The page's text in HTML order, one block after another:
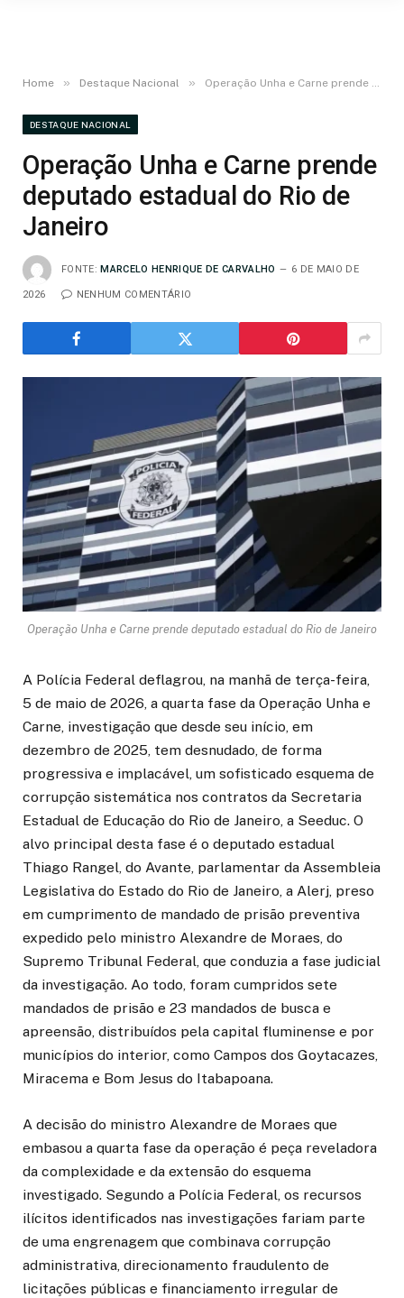
Home » Destaque Nacional » Operação Unha e Carne prende deputado estadual do Rio de Janeiro
DESTAQUE NACIONAL
Operação Unha e Carne prende
deputado estadual do Rio de
Janeiro
FONTE: MARCELO HENRIQUE DE CARVALHO 6 DE MAIO DE
2026 NENHUM COMENTÁRIO
Operação Unha e Carne prende deputado estadual do Rio de Janeiro
A Polícia Federal deflagrou, na manhã de terça-feira,
5 de maio de 2026, a quarta fase da Operação Unha e
Carne, investigação que desde seu início, em
dezembro de 2025, tem desnudado, de forma
progressiva e implacável, um sofisticado esquema de
corrupção sistemática nos contratos da Secretaria
Estadual de Educação do Rio de Janeiro, a Seeduc. O
alvo principal desta fase é o deputado estadual
Thiago Rangel, do Avante, parlamentar da Assembleia
Legislativa do Estado do Rio de Janeiro, a Alerj, preso
em cumprimento de mandado de prisão preventiva
expedido pelo ministro Alexandre de Moraes, do
Supremo Tribunal Federal, que conduzia a fase judicial
da investigação. Ao todo, foram cumpridos sete
mandados de prisão e 23 mandados de busca e
apreensão, distribuídos pela capital fluminense e por
municípios do interior, como Campos dos Goytacazes,
Miracema e Bom Jesus do Itabapoana.
A decisão do ministro Alexandre de Moraes que
embasou a quarta fase da operação é peça reveladora
da complexidade e da extensão do esquema
investigado. Segundo a Polícia Federal, os recursos
ilícitos identificados nas investigações fariam parte
de uma engrenagem que combinava corrupção
administrativa, direcionamento fraudulento de
licitações públicas e financiamento irregular de